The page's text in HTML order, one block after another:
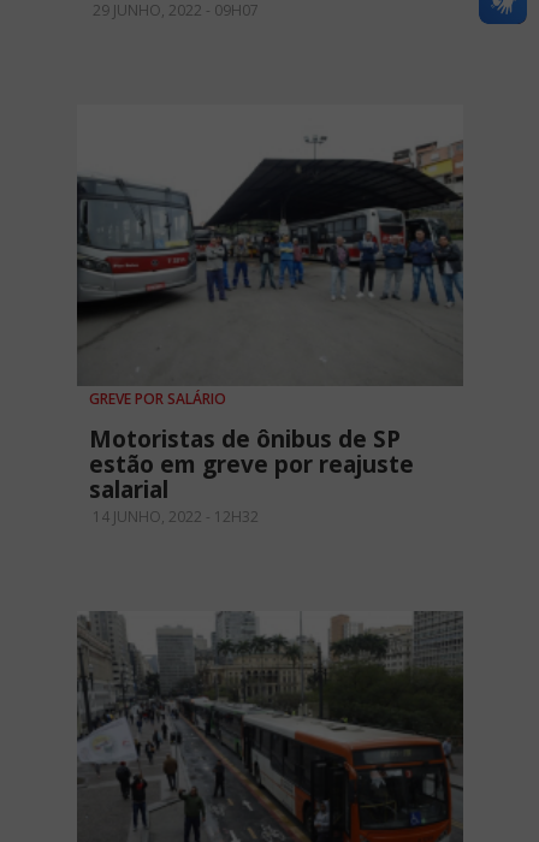
29 JUNHO, 2022 - 09H07
GREVE POR SALÁRIO
Motoristas de ônibus de SP
estão em greve por reajuste
salarial
14 JUNHO, 2022 - 12H32